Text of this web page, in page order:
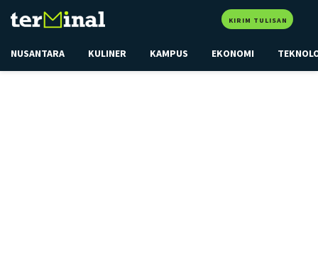
KIRIM TULISAN
NUSANTARA KULINER KAMPUS EKONOMI